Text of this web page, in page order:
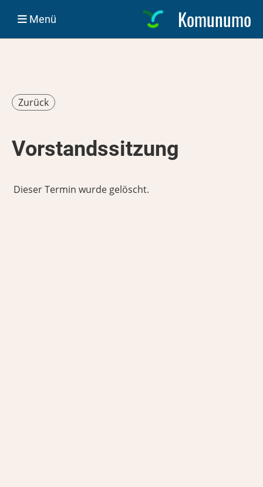
Komunumo
Menü
Zurück
Vorstandssitzung
Dieser Termin wurde gelöscht.